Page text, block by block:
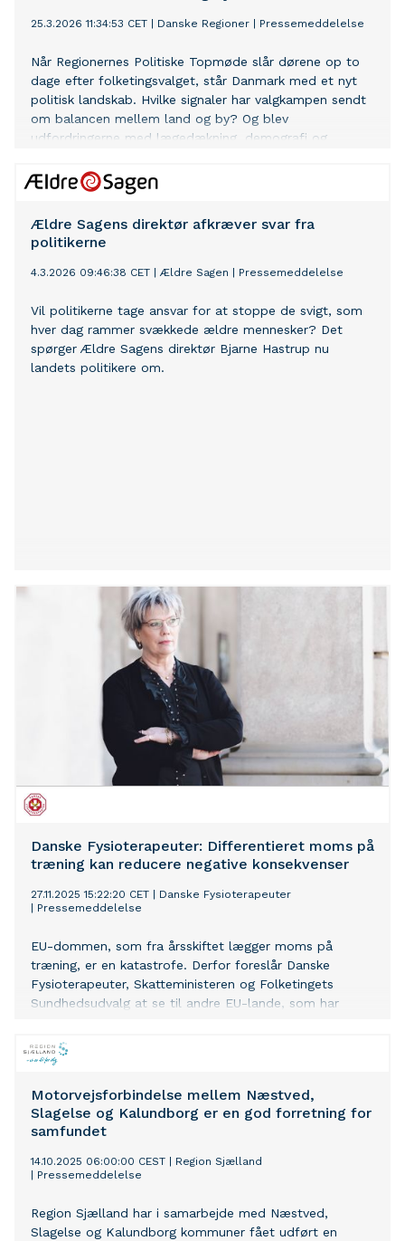
25.3.2026 11:34:53 CET Danske Regioner Pressemeddelelse
Når Regionernes Politiske Topmøde slår dørene op to
dage efter folketingsvalget, står Danmark med et nyt
politisk landskab. Hvilke signaler har valgkampen sendt
om balancen mellem land og by? Og blev
udfordringerne med lægedækning, demografi og
meget andet er til debat, når Regionernes Politiske
Topmøde løber af stablen i Aarhus torsdag den 26.
Ældre Sagens direktør afkræver svar fra
politikerne
4.3.2026 09:46:38 CET Ældre Sagen Pressemeddelelse
Vil politikerne tage ansvar for at stoppe de svigt, som
hver dag rammer svækkede ældre mennesker? Det
spørger Ældre Sagens direktør Bjarne Hastrup nu
landets politikere om.
Danske Fysioterapeuter: Differentieret moms på
træning kan reducere negative konsekvenser
27.11.2025 15:22:20 CET
Danske Fysioterapeuter
Pressemeddelelse
EU-dommen, som fra årsskiftet lægger moms på
træning, er en katastrofe. Derfor foreslår Danske
Fysioterapeuter, Skatteministeren og Folketingets
Sundhedsudvalg at se til andre EU-lande, som har
måske kunne reducere de åbenlyst negative
konsekvenser, det vil have for folkesundheden, at der
Motorvejsforbindelse mellem Næstved,
Slagelse og Kalundborg er en god forretning for
samfundet
14.10.2025 06:00:00 CEST
Region Sjælland
Pressemeddelelse
Region Sjælland har i samarbejde med Næstved,
Slagelse og Kalundborg kommuner fået udført en